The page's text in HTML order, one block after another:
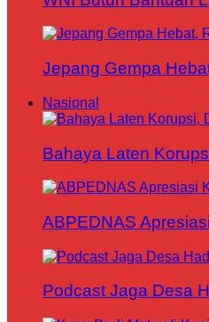
Jepang Gempa
Nasional
Bahaya Laten
ABPEDNAS
Podcast Jaga Desa